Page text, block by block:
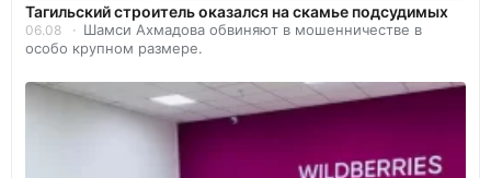
Тагильский строитель оказался на скамье подсудимых
06.08
Шамси Ахмадова обвиняют в мошенничестве в
особо крупном размере.